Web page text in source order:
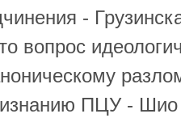
-
вопрос
ПЦУ - Шио